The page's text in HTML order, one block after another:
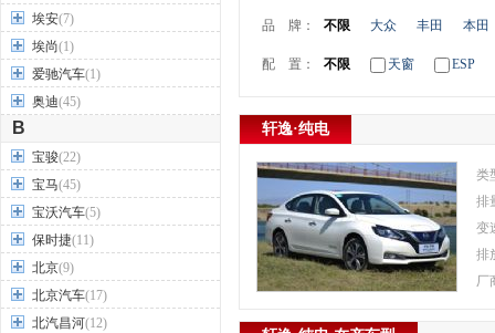
埃安(7)
埃尚(1)
爱驰汽车(1)
奥迪(45)
B
宝骏(22)
宝马(45)
宝沃汽车(5)
保时捷(11)
北京(9)
北京汽车(17)
北汽昌河(12)
品 牌： 不限 大众 丰田 本田
配 置： 不限 天窗 ESP
轩逸·纯电
类
排
变
排
厂